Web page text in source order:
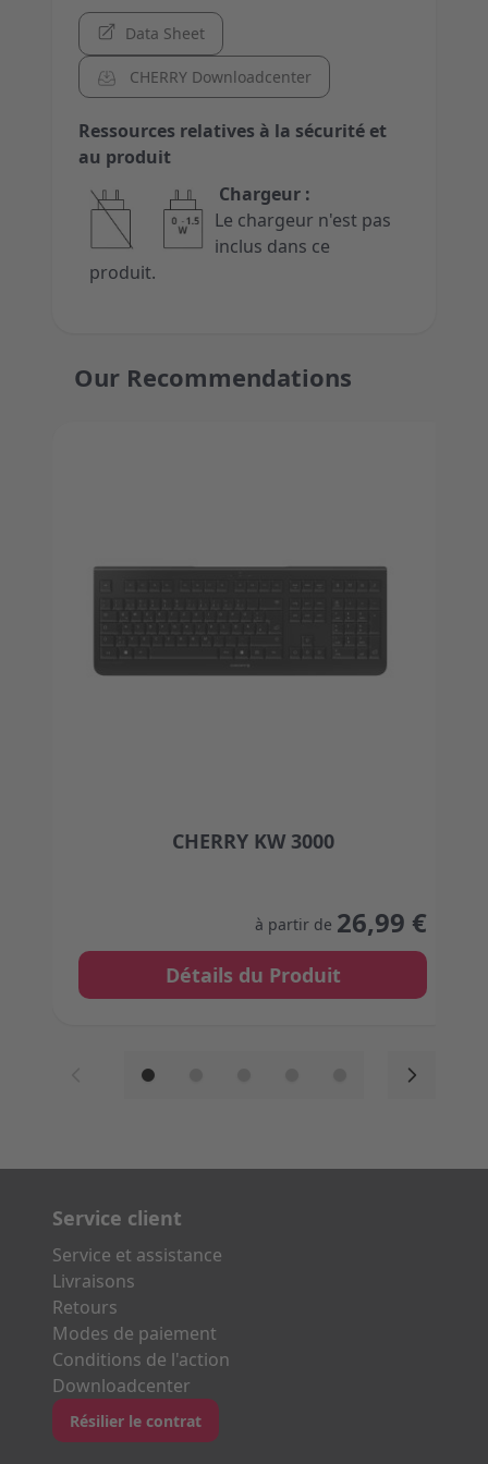
Data Sheet
CHERRY Downloadcenter
Ressources relatives à la sécurité et
au produit
Chargeur :
Le chargeur n'est pas
inclus dans ce
produit.
Our Recommendations
CHERRY KW 3000
à partir de 26,99 €
Détails du Produit
Service client
Service et assistance
Livraisons
Retours
Modes de paiement
Conditions de l'action
Downloadcenter
Résilier le contrat